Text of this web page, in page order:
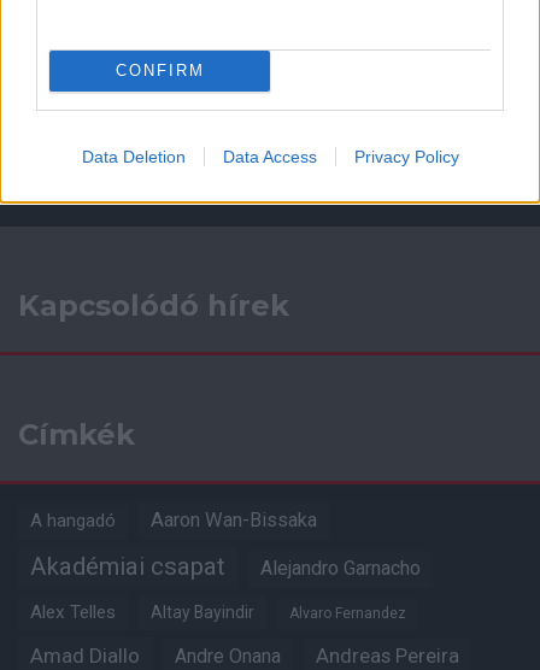
CONFIRM
Data Deletion Data Access Privacy Policy
Támogasd adományoddal
a ManUtdFanatics.hu működését!
Kapcsolódó hírek
Címkék
A hangadó Aaron Wan-Bissaka
Akadémiai csapat Alejandro Garnacho
Alex Telles Altay Bayindir Alvaro Fernandez
Amad Diallo Andre Onana Andreas Pereira